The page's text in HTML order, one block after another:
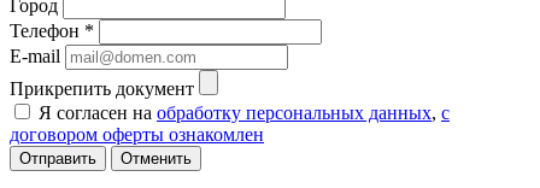
Город
Телефон *
E-mail
Прикрепить документ
Я согласен на обработку персональных данных, с
договором оферты ознакомлен
Отменить